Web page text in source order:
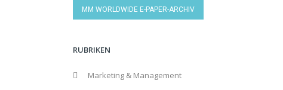
MM WORLDWIDE E-PAPER-ARCHIV
RUBRIKEN
Marketing & Management